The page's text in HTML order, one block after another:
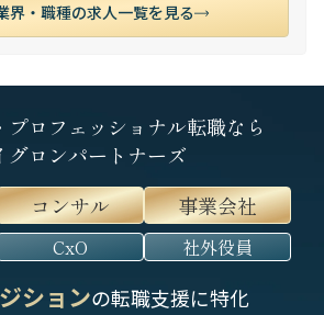
界・職種の求人一覧を見る
ロフェッショナル転職なら
グロンパートナーズ
コンサル 事業会社
CxO 社外役員
ションの転職支援に特化